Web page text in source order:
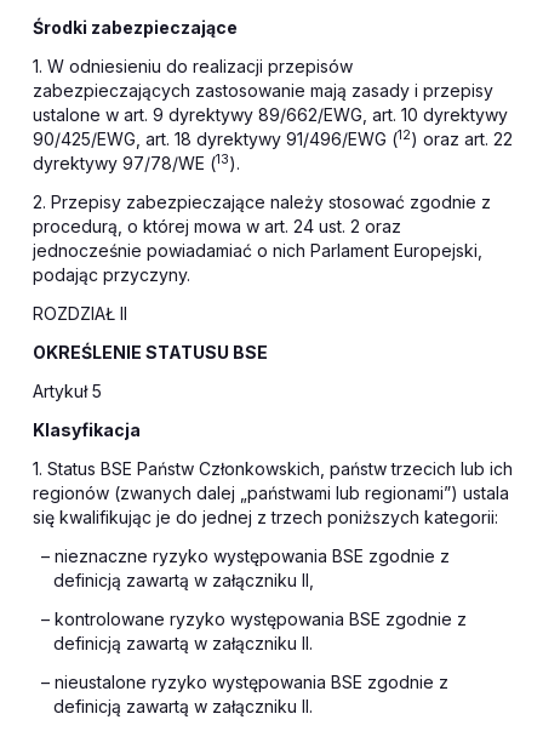
Środki zabezpieczające
1. W odniesieniu do realizacji przepisów
zabezpieczających zastosowanie mają zasady i przepisy
ustalone w art. 9 dyrektywy 89/662/EWG, art. 10 dyrektywy
90/425/EWG, art. 18 dyrektywy 91/496/EWG (12) oraz art. 22
dyrektywy 97/78/WE (13).
2. Przepisy zabezpieczające należy stosować zgodnie z
procedurą, o której mowa w art. 24 ust. 2 oraz
jednocześnie powiadamiać o nich Parlament Europejski,
podając przyczyny.
ROZDZIAŁ II
OKREŚLENIE STATUSU BSE
Artykuł 5
Klasyfikacja
1. Status BSE Państw Członkowskich, państw trzecich lub ich
regionów (zwanych dalej „państwami lub regionami”) ustala
się kwalifikując je do jednej z trzech poniższych kategorii:
– nieznaczne ryzyko występowania BSE zgodnie z
definicją zawartą w załączniku II,
– kontrolowane ryzyko występowania BSE zgodnie z
definicją zawartą w załączniku II.
– nieustalone ryzyko występowania BSE zgodnie z
definicją zawartą w załączniku II.